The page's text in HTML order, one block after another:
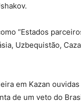
“Estados
Uzbequistão,
em Kazan
de um veto do